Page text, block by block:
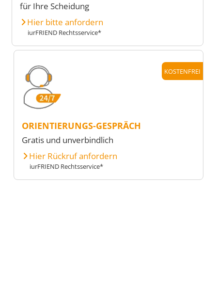
für Ihre Scheidung
Hier bitte anfordern
iurFRIEND Rechtsservice*
KOSTENFREI
ORIENTIERUNGS-GESPRÄCH
Gratis und unverbindlich
Hier Rückruf anfordern
iurFRIEND Rechtsservice*